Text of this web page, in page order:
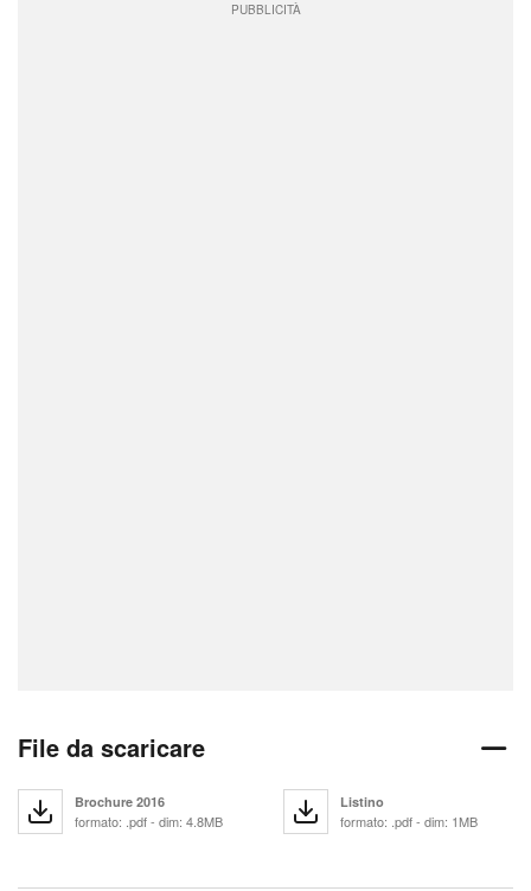
PUBBLICITÀ
File da scaricare
Brochure 2016
formato: .pdf - dim: 4.8MB
Listino
formato: .pdf - dim: 1MB